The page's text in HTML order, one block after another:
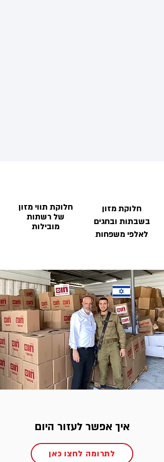
חלוקת תווי מזון
של רשתות
מובילות
חלוקת מזון
בשבתות ובחגים
לאלפי משפחות
איך אפשר לעזור היום
לתרומה לחצו כאן